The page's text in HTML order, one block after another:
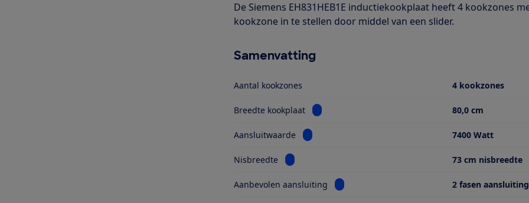
De Siemens EH831HEB1E inductiekookplaat heeft 4 kookzones
kookzone in te stellen door middel van een slider.
Samenvatting
Aantal kookzones 4 kookzones
Breedte kookplaat Bekijk informatie voor Breedte kookplaat
80,0 cm
Aansluitwaarde Bekijk informatie voor Aansluitwaarde7400 Watt
Nisbreedte Bekijk informatie voor Nisbreedte 73 cm nisbreedte
Aanbevolen aansluiting Bekijk informatie voor Aanbevolen aansluiting
2 fasen aansluiting